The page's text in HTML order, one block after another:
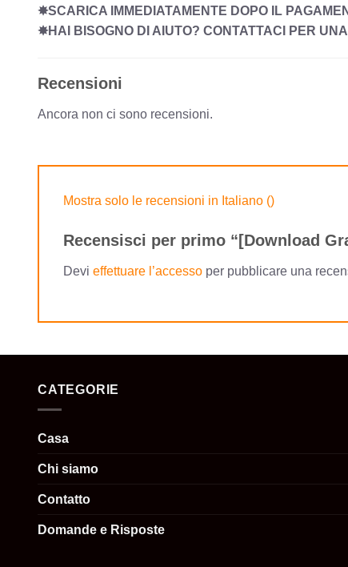
✸SCARICA IMMEDIATAMENTE DOPO IL
✸HAI BISOGNO DI AIUTO? CONTATTACI PER
Recensioni
Ancora non ci sono recensioni.
Mostra solo le recensioni in Italiano ()
Recensisci per primo “[Download
Devi effettuare l’accesso per pubblicare una
CATEGORIE
Casa
Chi siamo
Contatto
Domande e Risposte